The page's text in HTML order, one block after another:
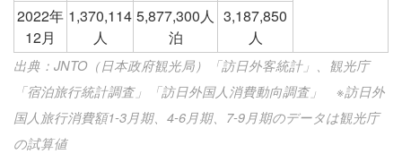
2022年
12月
1,370,114
人
5,877,300人
泊
3,187,850
人
出典：JNTO（日本政府観光局）「訪日外客統計」、観光庁
「宿泊旅行統計調査」「訪日外国人消費動向調査」 ※訪日外
国人旅行消費額1-3月期、4-6月期、7-9月期のデータは観光庁
の試算値